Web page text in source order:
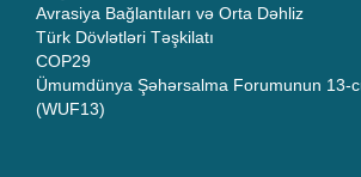
Avrasiya Bağlantıları və Orta Dəhliz
Türk Dövlətləri Təşkilatı
COP29
Ümumdünya Şəhərsalma Forumunun 13-
(WUF13)